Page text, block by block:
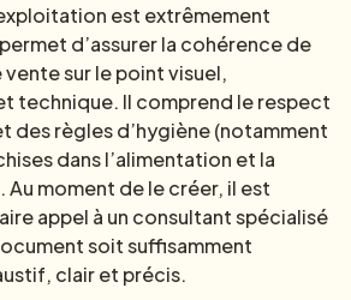
est extrêmement
d’assurer la cohérence de
sur le point visuel,
technique. Il comprend le respect
des règles d’hygiène (notamment
dans l’alimentation et la
Au moment de le créer, il est
appel à un consultant spécialisé
soit suffisamment
clair et précis.